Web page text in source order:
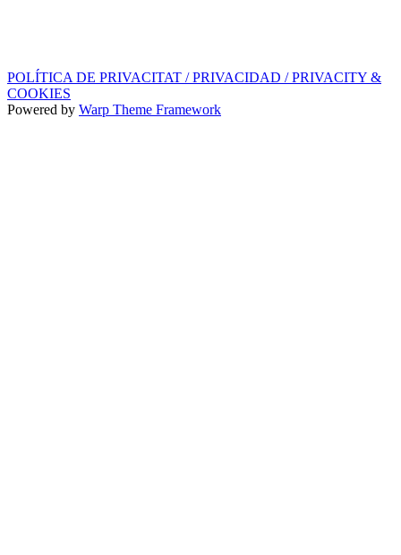
POLÍTICA DE PRIVACITAT / PRIVACIDAD / PRIVACITY &
COOKIES
Powered by Warp Theme Framework